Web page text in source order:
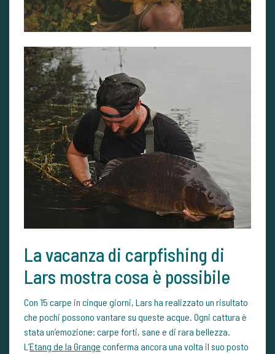
La vacanza di carpfishing di
Lars mostra cosa è possibile
Con 15 carpe in cinque giorni, Lars ha realizzato un risultato
che pochi possono vantare su queste acque. Ogni cattura è
stata un’emozione: carpe forti, sane e di rara bellezza.
L’Etang de la Grange conferma ancora una volta il suo posto